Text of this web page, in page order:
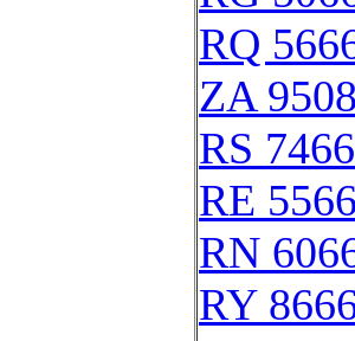
RQ
ZA
RS
RE
RN
RY